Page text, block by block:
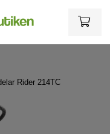
Rider 214TC